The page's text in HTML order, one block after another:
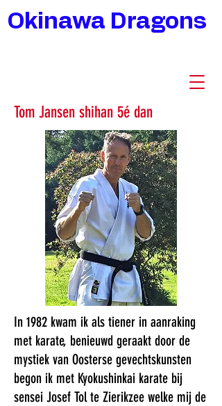
Okinawa Dragons
Tom Jansen shihan 5é dan
In 1982 kwam ik als tiener in aanraking
met karate, benieuwd geraakt door de
mystiek van Oosterse gevechtskunsten
begon ik met Kyokushinkai karate bij
sensei Josef Tol te Zierikzee welke mij de